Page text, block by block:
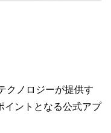
クノロジーが提供す
イントとなる公式アプ